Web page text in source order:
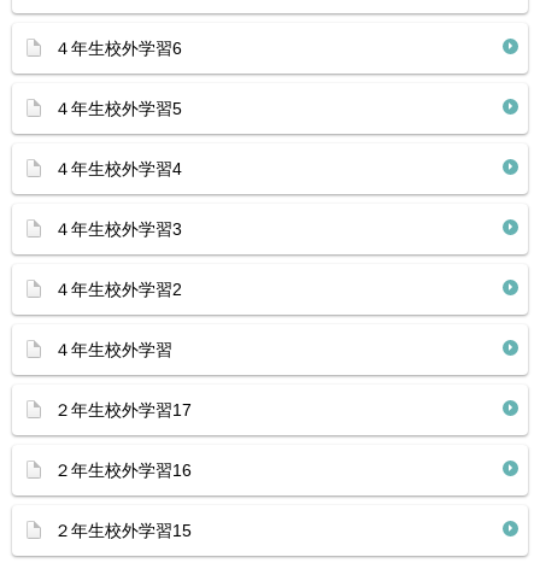
４年生校外学習6
４年生校外学習5
４年生校外学習4
４年生校外学習3
４年生校外学習2
４年生校外学習
２年生校外学習17
２年生校外学習16
２年生校外学習15